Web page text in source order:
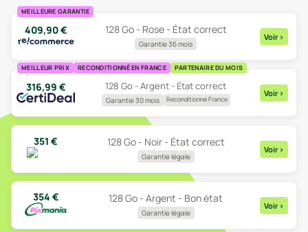
MEILLEURE GARANTIE
409,90€ 128 Go - Rose - État correct
Garantie 36 mois
Voir >
MEILLEUR PRIX RECONDITIONNÉ EN FRANCE PARTENAIRE DU MOIS
316,99 € 128 Go - Argent - État correct
Garantie 30 mois Reconditionné France
Voir >
351 € 128 Go - Noir - État correct
Garantie légale
Voir >
354 € 128 Go - Argent - Bon état
Garantie légale
Voir >